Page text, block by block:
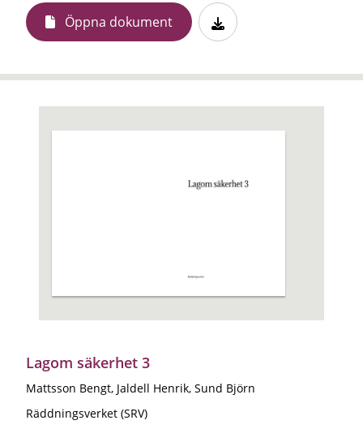
Öppna dokument
Lagom säkerhet 3
Mattsson Bengt, Jaldell Henrik, Sund Björn
Räddningsverket (SRV)